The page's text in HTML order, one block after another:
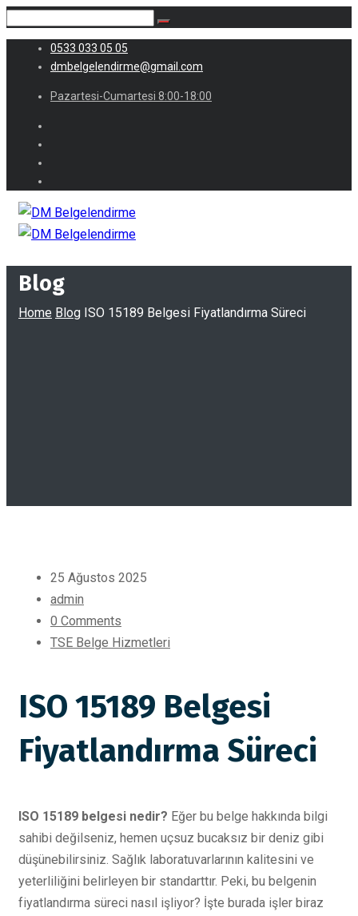
0533 033 05 05
dmbelgelendirme@gmail.com
Pazartesi-Cumartesi 8:00-18:00
Blog
Home Blog ISO 15189 Belgesi Fiyatlandırma Süreci
25 Ağustos 2025
admin
0 Comments
TSE Belge Hizmetleri
ISO 15189 Belgesi
Fiyatlandırma Süreci
ISO 15189 belgesi nedir? Eğer bu belge hakkında bilgi
sahibi değilseniz, hemen uçsuz bucaksız bir deniz gibi
düşünebilirsiniz. Sağlık laboratuvarlarının kalitesini ve
yeterliliğini belirleyen bir standarttır. Peki, bu belgenin
fiyatlandırma süreci nasıl işliyor? İşte burada işler biraz